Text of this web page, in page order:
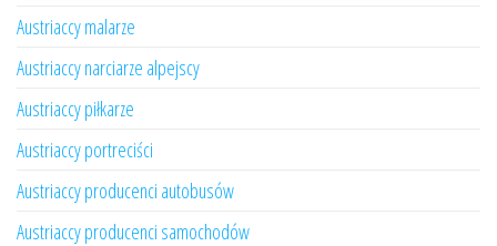
Austriaccy malarze
Austriaccy narciarze alpejscy
Austriaccy piłkarze
Austriaccy portreciści
Austriaccy producenci autobusów
Austriaccy producenci samochodów